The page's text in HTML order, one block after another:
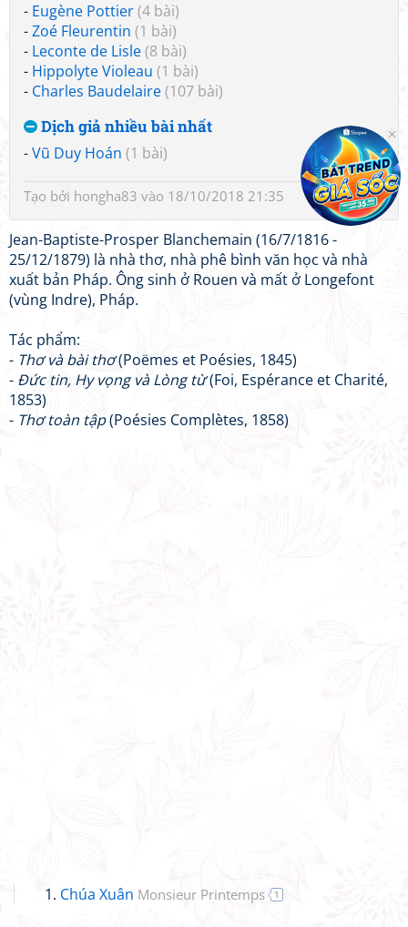
- Eugène Pottier(4 bài)
-Zoé Fleurentin (1 bài)
- Leconte de Lisle(8 bài)
- Hippolyte Violeau (1 bài)
- Charles Baudelaire(107 bài)
Dịch giả nhiều bài nhất
-Vũ Duy Hoán (1 bài)
Tạo bởi hongha83 vào 18/10/2018 21:35
Jean-Baptiste-Prosper Blanchemain (16/7/1816 -
25/12/1879) là nhà thơ, nhà phê bình văn học và nhà
xuất bản Pháp. Ông sinh ở Rouen và mất ở Longefont
(vùng Indre), Pháp.
Tác phẩm:
- Thơ và bài thơ(Poëmes et Poésies, 1845)
- Đức tin, Hy vọng và Lòng từ(Foi, Espérance et Charité,
1853)
- Thơ toàn tập(Poésies Complètes, 1858)
Chúa Xuân Monsieur Printemps 1